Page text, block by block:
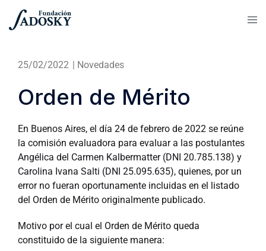
25/02/2022 | Novedades
Orden de Mérito
En Buenos Aires, el día 24 de febrero de 2022 se reúne
la comisión evaluadora para evaluar a las postulantes
Angélica del Carmen Kalbermatter (DNI 20.785.138) y
Carolina Ivana Salti (DNI 25.095.635), quienes, por un
error no fueran oportunamente incluidas en el listado
del Orden de Mérito originalmente publicado.
Motivo por el cual el Orden de Mérito queda
constituido de la siguiente manera: